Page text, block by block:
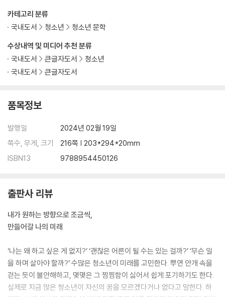
수상내역 및 미디어 추천 분류
국내도서
큰글자도서
청소년
국내도서
큰글자도서
카테고리 분류
국내도서
청소년 청소년 문학
품목정보
발행일
2024년 02월 19일
쪽수, 무게, 크기
216쪽 | 203*294*20mm
ISBN13
9788954450126
출판사 리뷰
내가 원하는 방향으로 조금씩,
만들어갈 나의 미래
‘나는 왜 하고 싶은 게 없지?’ ‘괜찮은 어른이 될 수는 있는 걸까?’ ‘무슨 일
을 하며 살아야 할까?’ 수많은 청소년이 미래를 고민한다. 뿌연 안개 속을
걷는 듯이 불안해하고, 몇몇은 그 찜찜함이 싫어서 쉽게 포기하기도 한다.
실제로 지금 많은 청소년이 자신의 꿈을 모르겠다거나 없다고 말한다. 하